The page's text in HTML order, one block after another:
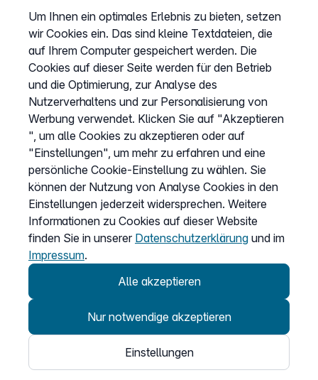
Sitemap
AGB
Datenschutz
Impressum
Cookies anpassen
Service
Hilfecenter
Wissen
Kündigung
© 2026
Easybell - eine Marke der Dstny-Gruppe
Um Ihnen ein optimales Erlebnis zu bieten, setzen
wir Cookies ein. Das sind kleine Textdateien, die
auf Ihrem Computer gespeichert werden. Die
Cookies auf dieser Seite werden für den Betrieb
und die Optimierung, zur Analyse des
Nutzerverhaltens und zur Personalisierung von
Werbung verwendet. Klicken Sie auf "Akzeptieren
", um alle Cookies zu akzeptieren oder auf
"Einstellungen", um mehr zu erfahren und eine
persönliche Cookie-Einstellung zu wählen. Sie
können der Nutzung von Analyse Cookies in den
Einstellungen jederzeit widersprechen. Weitere
Informationen zu Cookies auf dieser Website
finden Sie in unserer Datenschutzerklärung und im
Impressum.
Alle akzeptieren
Nur notwendige akzeptieren
Einstellungen